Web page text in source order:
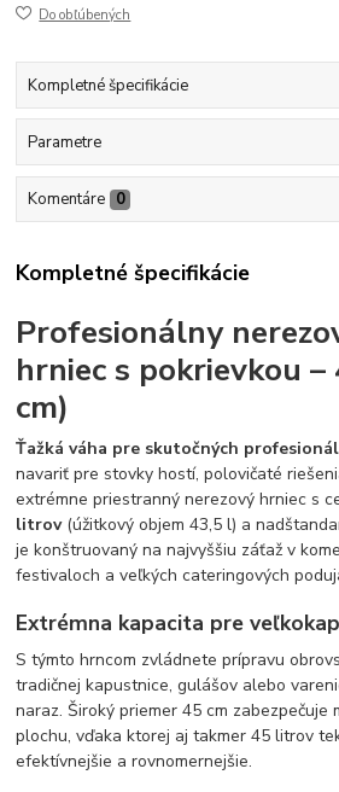
Do obľúbených
Kompletné špecifikácie
Parametre
Komentáre 0
Kompletné špecifikácie
Profesionálny
hrniec s pokrievkou
cm)
Ťažká váha pre skutočných
navariť pre stovky hostí, polovičaté
extrémne priestranný nerezový hrniec s
litrov(úžitkový objem 43,5 l) a
je konštruovaný na najvyššiu záťaž v
festivaloch a veľkých cateringových
Extrémna kapacita pre
S týmto hrncom zvládnete prípravu
tradičnej kapustnice, gulášov alebo
naraz. Široký priemer 45 cm zabezpečuje
plochu, vďaka ktorej aj takmer 45 litrov
efektívnejšie a rovnomernejšie.